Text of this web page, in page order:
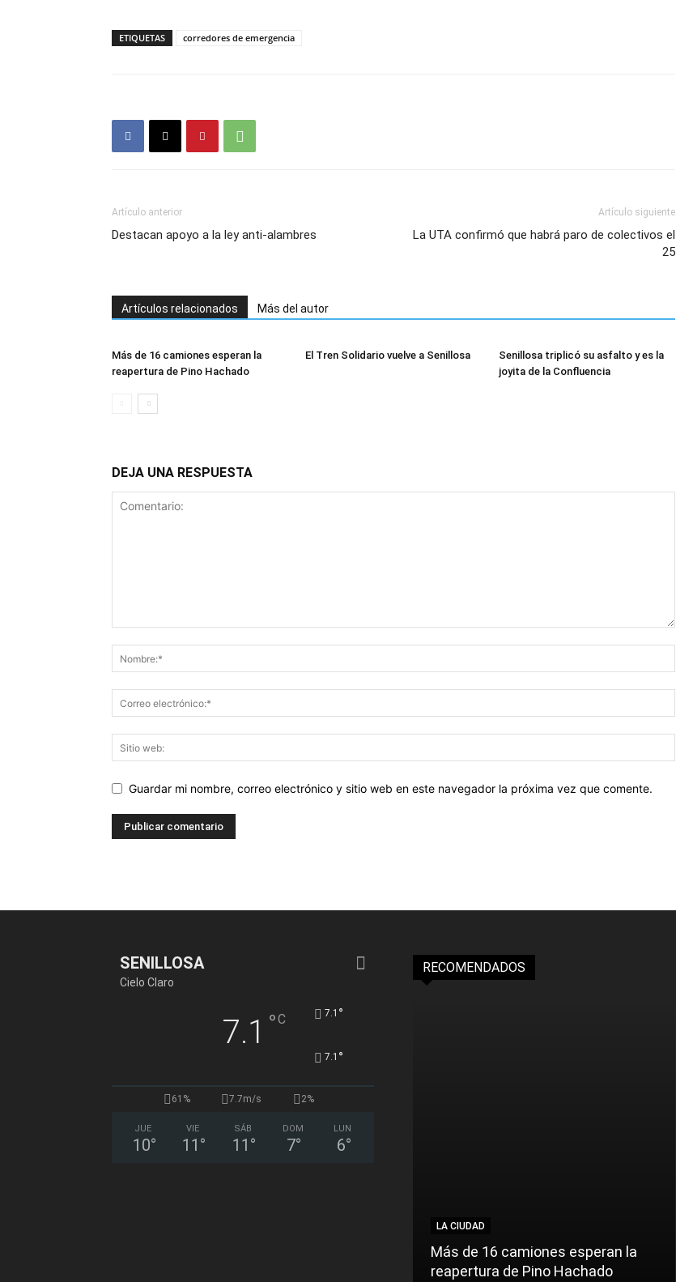
ETIQUETAS corredores de emergencia
Artículo anterior
Destacan apoyo a la ley anti-alambres
Artículo siguiente
La UTA confirmó que habrá paro de colectivos el
25
Artículos relacionados Más del autor
Más de 16 camiones esperan la
reapertura de Pino Hachado
El Tren Solidario vuelve a Senillosa
Senillosa triplicó su asfalto y es la
joyita de la Confluencia
DEJA UNA RESPUESTA
Guardar mi nombre, correo electrónico y sitio web en este navegador la próxima vez que comente.
SENILLOSA
Cielo Claro
7.1 °C 7.1 °
7.1 °
61% 7.7m/s 2%
JUE
10°
VIE
11 °
SÁB
11 °
DOM
7°
LUN
6°
RECOMENDADOS
LA CIUDAD
Más de 16 camiones esperan la
reapertura de Pino Hachado